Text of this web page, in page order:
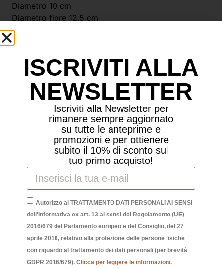
Diametro 10 cm
Diametro fiore 12,5 cm
Prodotti Correlati
ISCRIVITI ALLA
NEWSLETTER
Iscriviti alla Newsletter per
rimanere sempre aggiornato
su tutte le anteprime e
promozioni e per ottienere
subito il 10% di sconto sul
tuo primo acquisto!
Autorizzo al TRATTAMENTO DATI PERSONALI AI SENSI
dell'Informativa ex art. 13 ai sensi del Regolamento (UE)
2016/679 del Parlamento europeo e del Consiglio, del 27
aprile 2016, relativo alla protezione delle persone fisiche
con riguardo al trattamento dei dati personali (per brevità
GDPR 2016/679). Clicca per leggere le informazioni.